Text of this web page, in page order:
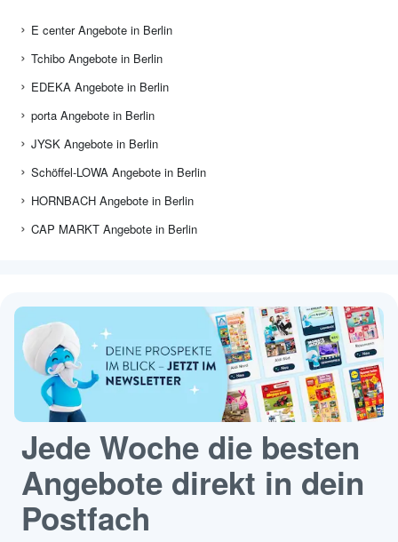
E center Angebote in Berlin
Tchibo Angebote in Berlin
EDEKA Angebote in Berlin
porta Angebote in Berlin
JYSK Angebote in Berlin
Schöffel-LOWA Angebote in Berlin
HORNBACH Angebote in Berlin
CAP MARKT Angebote in Berlin
Jede Woche die besten
Angebote direkt in dein
Postfach